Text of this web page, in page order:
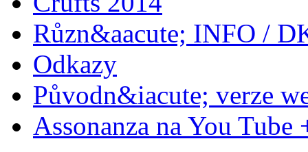
Různ&aacute; INFO /
Odkazy
Původn&iacute; verze
Assonanza na You Tube